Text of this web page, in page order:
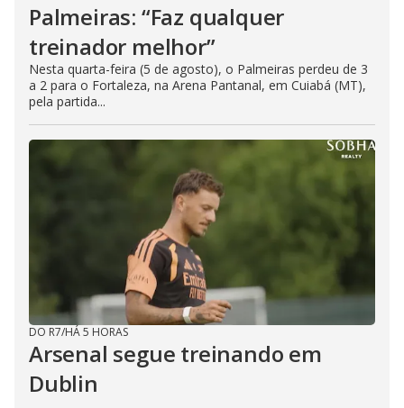
Palmeiras: “Faz qualquer
treinador melhor”
Nesta quarta-feira (5 de agosto), o Palmeiras perdeu de 3
a 2 para o Fortaleza, na Arena Pantanal, em Cuiabá (MT),
pela partida...
DO R7/HÁ 5 HORAS
Arsenal segue treinando em
Dublin